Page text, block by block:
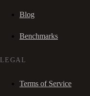
Blog
Benchmarks
LEGAL
Terms of Service